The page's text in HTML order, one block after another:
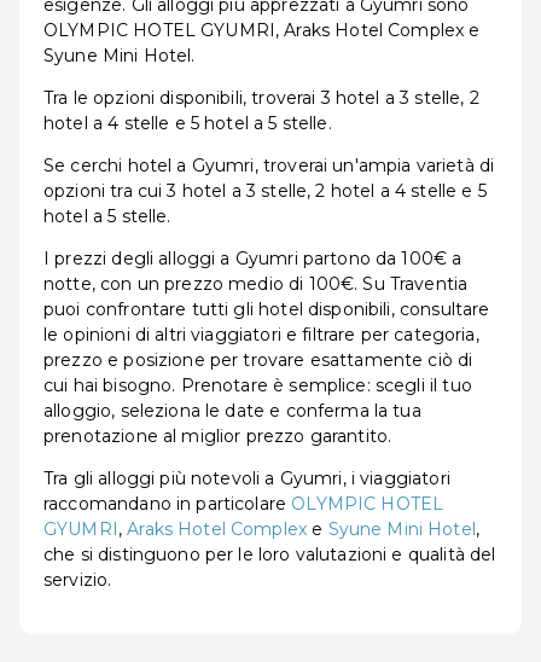
esigenze. Gli alloggi più apprezzati a Gyumri sono
OLYMPIC HOTEL GYUMRI, Araks Hotel Complex e
Syune Mini Hotel.
Tra le opzioni disponibili, troverai 3 hotel a 3 stelle, 2
hotel a 4 stelle e 5 hotel a 5 stelle.
Se cerchi hotel a Gyumri, troverai un'ampia varietà di
opzioni tra cui 3 hotel a 3 stelle, 2 hotel a 4 stelle e 5
hotel a 5 stelle.
I prezzi degli alloggi a Gyumri partono da 100€ a
notte, con un prezzo medio di 100€. Su Traventia
puoi confrontare tutti gli hotel disponibili, consultare
le opinioni di altri viaggiatori e filtrare per categoria,
prezzo e posizione per trovare esattamente ciò di
cui hai bisogno. Prenotare è semplice: scegli il tuo
alloggio, seleziona le date e conferma la tua
prenotazione al miglior prezzo garantito.
Tra gli alloggi più notevoli a Gyumri, i viaggiatori
raccomandano in particolare OLYMPIC HOTEL
GYUMRI,Araks Hotel Complex e Syune Mini Hotel,
che si distinguono per le loro valutazioni e qualità del
servizio.